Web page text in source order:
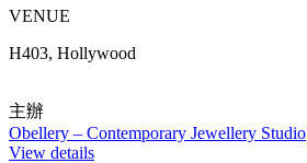
VENUE
H403, Hollywood
主辦
Obellery – Contemporary Jewellery Studio
View details